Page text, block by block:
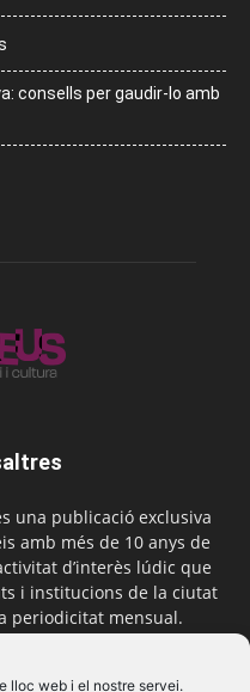
lloc web i el nostre servei.
consells per gaudir-lo amb
una publicació exclusiva
amb més de 10 anys de
d’interès lúdic que
i institucions de la ciutat
periodicitat mensual.